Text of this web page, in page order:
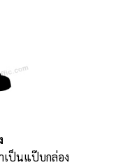
เป็นแป๊บกล่อง